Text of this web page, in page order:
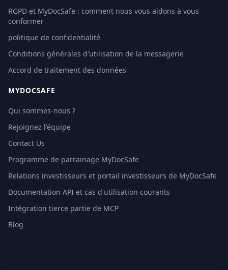
RGPD et MyDocSafe : comment nous vous aidons à vous
conformer
politique de confidentialité
Conditions générales d'utilisation de la messagerie
Accord de traitement des données
MYDOCSAFE
Qui sommes-nous ?
Rejoignez l'équipe
Contact Us
Programme de parrainage MyDocSafe
Relations investisseurs et portail investisseurs de MyDocSafe
Documentation API et cas d'utilisation courants
Intégration tierce partie de MCP
Blog